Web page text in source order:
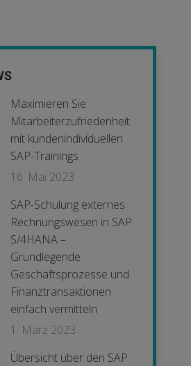
Maximieren Sie
Mitarbeiterzufriedenheit
mit kundenindividuellen
SAP-Trainings
16. Mai 2023
SAP-Schulung externes
Rechnungswesen in SAP
S/4HANA –
Grundlegende
Geschäftsprozesse und
Finanztransaktionen
einfach vermitteln
1. März 2023
Übersicht über den SAP